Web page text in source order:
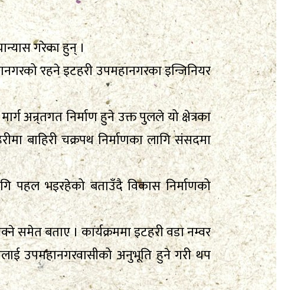
गरेका हुन् ।
रहने इटहरी उपमहानगरका इन्जिनियर
अन्र्तगत निर्माण हुने उक्त पुलले यो क्षेत्रका
बाहिरी चक्रपथ निर्माणका लागि संसदमा
पहल भइरहेको बताउँदै विकास निर्माणको
समेत बताए । कार्यक्रममा इटहरी वडा नम्वर
उपमहानगरवासीको अनुभूति हुने गरी थप